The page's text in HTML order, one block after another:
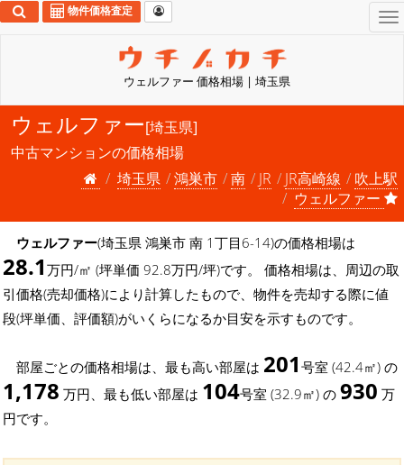
ウェルファー 価格相場 | 埼玉県
物件価格査定
ウェルファー[埼玉県]
中古マンションの価格相場
埼玉県
鴻巣市 南 JR JR高崎線
吹上駅
ウェルファー
ウェルファー(埼玉県 鴻巣市 南 1丁目6-14)の価格相場は
28.1 万円/㎡ (坪単価 92.8万円/坪)です。 価格相場は、周辺の取
引価格(売却価格)により計算したもので、物件を売却する際に値
段(坪単価、評価額)がいくらになるか目安を示すものです。
部屋ごとの価格相場は、最も高い部屋は 201 号室 (42.4㎡) の
1,178 万円、最も低い部屋は 104号室 (32.9㎡) の 930 万
円です。